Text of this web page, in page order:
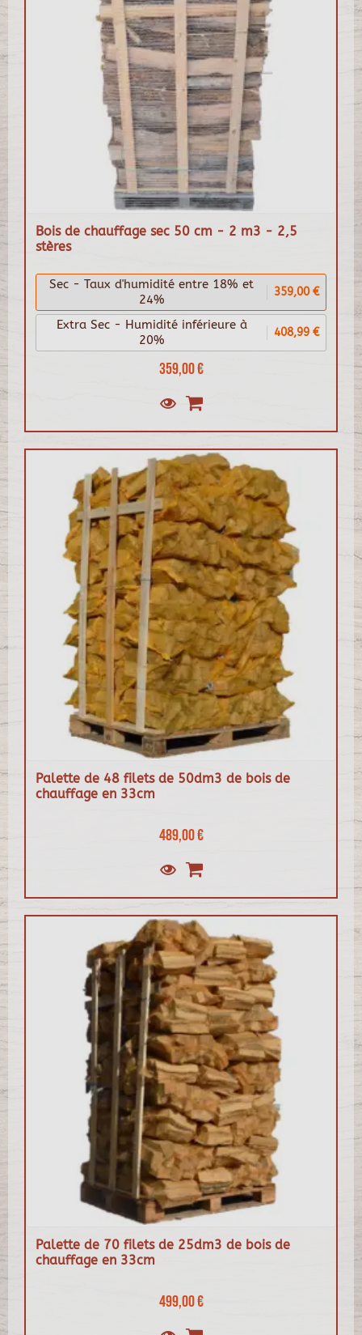
Bois de chauffage sec 50 cm - 2 m3 - 2,5
stères
359,00 €
Sec - Taux d'humidité entre 18% et
24%
359,00 €
Extra Sec - Humidité inférieure à
20%
408,99 €
Palette de 48 filets de 50dm3 de bois de
chauffage en 33cm
489,00 €
Palette de 70 filets de 25dm3 de bois de
chauffage en 33cm
499,00 €